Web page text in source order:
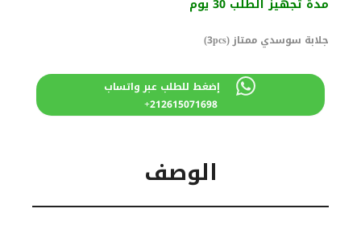
1890 درهم
مغربي.
1600 درهم
مغربي.جلابة سوسدي ممتاز (3pcs)
إضغط للطلب عبر واتساب
212615071698+
الوصف